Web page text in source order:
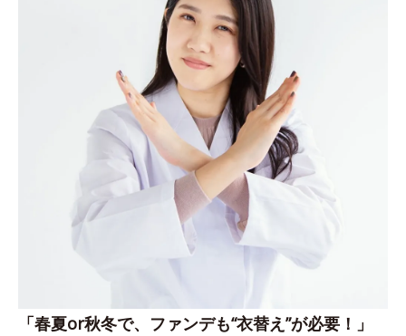
「春夏or秋冬で、ファンデも“衣替え”が必要！」